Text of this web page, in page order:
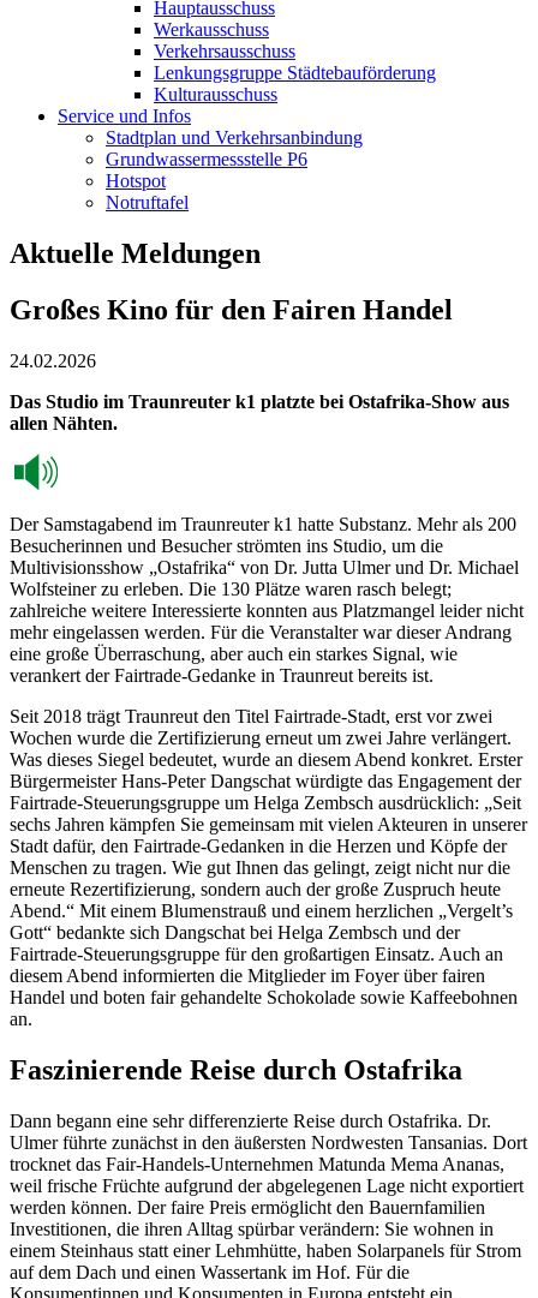
Hauptausschuss
Werkausschuss
Verkehrsausschuss
Lenkungsgruppe Städtebauförderung
Kulturausschuss
Service und Infos
Stadtplan und Verkehrsanbindung
Grundwassermessstelle P6
Hotspot
Notruftafel
Aktuelle Meldungen
Großes Kino für den Fairen Handel
24.02.2026
Das Studio im Traunreuter k1 platzte bei Ostafrika-Show aus
allen Nähten.
Der Samstagabend im Traunreuter k1 hatte Substanz. Mehr als 200
Besucherinnen und Besucher strömten ins Studio, um die
Multivisionsshow „Ostafrika“ von Dr. Jutta Ulmer und Dr. Michael
Wolfsteiner zu erleben. Die 130 Plätze waren rasch belegt;
zahlreiche weitere Interessierte konnten aus Platzmangel leider nicht
mehr eingelassen werden. Für die Veranstalter war dieser Andrang
eine große Überraschung, aber auch ein starkes Signal, wie
verankert der Fairtrade-Gedanke in Traunreut bereits ist.
Seit 2018 trägt Traunreut den Titel Fairtrade-Stadt, erst vor zwei
Wochen wurde die Zertifizierung erneut um zwei Jahre verlängert.
Was dieses Siegel bedeutet, wurde an diesem Abend konkret. Erster
Bürgermeister Hans-Peter Dangschat würdigte das Engagement der
Fairtrade-Steuerungsgruppe um Helga Zembsch ausdrücklich: „Seit
sechs Jahren kämpfen Sie gemeinsam mit vielen Akteuren in unserer
Stadt dafür, den Fairtrade-Gedanken in die Herzen und Köpfe der
Menschen zu tragen. Wie gut Ihnen das gelingt, zeigt nicht nur die
erneute Rezertifizierung, sondern auch der große Zuspruch heute
Abend.“ Mit einem Blumenstrauß und einem herzlichen „Vergelt’s
Gott“ bedankte sich Dangschat bei Helga Zembsch und der
Fairtrade-Steuerungsgruppe für den großartigen Einsatz. Auch an
diesem Abend informierten die Mitglieder im Foyer über fairen
Handel und boten fair gehandelte Schokolade sowie Kaffeebohnen
an.
Faszinierende Reise durch Ostafrika
Dann begann eine sehr differenzierte Reise durch Ostafrika. Dr.
Ulmer führte zunächst in den äußersten Nordwesten Tansanias. Dort
trocknet das Fair-Handels-Unternehmen Matunda Mema Ananas,
weil frische Früchte aufgrund der abgelegenen Lage nicht exportiert
werden können. Der faire Preis ermöglicht den Bauernfamilien
Investitionen, die ihren Alltag spürbar verändern: Sie wohnen in
einem Steinhaus statt einer Lehmhütte, haben Solarpanels für Strom
auf dem Dach und einen Wassertank im Hof. Für die
Konsumentinnen und Konsumenten in Europa entsteht ein